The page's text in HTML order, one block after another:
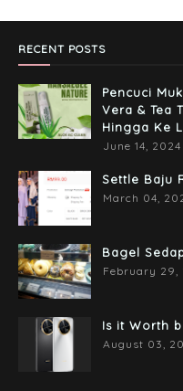
RECENT POSTS
Pencuci
Vera & Tea
Hingga Ke
June 14, 2024
Settle Baju
March 04,
Bagel
February 29,
Is it Worth
August 03,